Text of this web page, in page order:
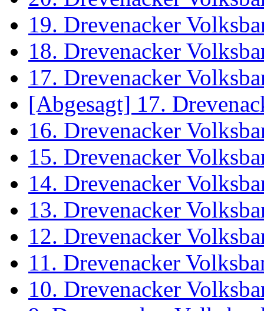
19. Drevenacker
18. Drevenacker
17. Drevenacker
[Abgesagt] 17.
16. Drevenacker
15. Drevenacker
14. Drevenacker
13. Drevenacker
12. Drevenacker
11. Drevenacker
10. Drevenacker